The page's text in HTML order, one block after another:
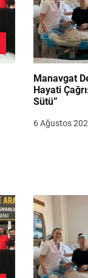
Manavgat
Hayati
Sütü”
6 Ağustos